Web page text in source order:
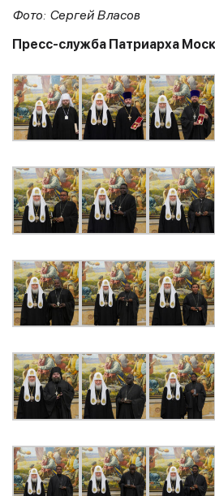
Фото: Сергей Власов
Пресс-служба Патриарха